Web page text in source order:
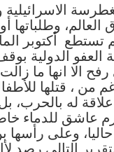
الاسرائيلية
العالم، وطلباتها
تستطع أكتوبر
العفو الدولية
الا انها ما
من ، قتلها
له بالحرب،
عاشق للدماء
وعلى رأسها
التالي رصد